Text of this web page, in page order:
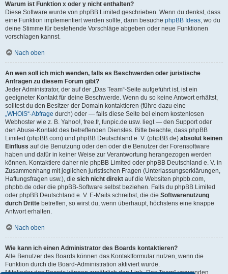
Warum ist Funktion x oder y nicht enthalten?
Diese Software wurde von phpBB Limited geschrieben. Wenn du denkst, dass
eine Funktion implementiert werden sollte, dann besuche phpBB Ideas, wo du
deine Stimme für bestehende Vorschläge abgeben oder neue Funktionen
vorschlagen kannst.
Nach oben
An wen soll ich mich wenden, falls es Beschwerden oder juristische
Anfragen zu diesem Forum gibt?
Jeder Administrator, der auf der „Das Team“-Seite aufgeführt ist, ist ein
geeigneter Kontakt für deine Beschwerde. Wenn du so keine Antwort erhältst,
solltest du den Besitzer der Domain kontaktieren (führe dazu eine
„WHOIS“-Abfrage durch) oder — falls diese Seite bei einem kostenlosen
Webhoster wie z. B. Yahoo!, free.fr, funpic.de usw. liegt — den Support oder
den Abuse-Kontakt des betreffenden Dienstes. Bitte beachte, dass phpBB
Limited (phpBB.com) und phpBB Deutschland e. V. (phpBB.de) absolut keinen
Einfluss auf die Benutzung oder den oder die Benutzer der Forensoftware
haben und dafür in keiner Weise zur Verantwortung herangezogen werden
können. Kontaktiere daher nie phpBB Limited oder phpBB Deutschland e. V. in
Zusammenhang mit jeglichen juristischen Fragen (Unterlassungserklärungen,
Haftungsfragen usw.), die sich nicht direkt auf die Websiten phpbb.com,
phpbb.de oder die phpBB-Software selbst beziehen. Falls du phpBB Limited
oder phpBB Deutschland e. V. E-Mails schreibst, die die Softwarenutzung
durch Dritte betreffen, so wirst du, wenn überhaupt, höchstens eine knappe
Antwort erhalten.
Nach oben
Wie kann ich einen Administrator des Boards kontaktieren?
Alle Benutzer des Boards können das Kontaktformular nutzen, wenn die
Funktion durch die Board-Administration aktiviert wurde.
Mitglieder des Boards können zusätzlich den Link „Das Team“ verwenden.